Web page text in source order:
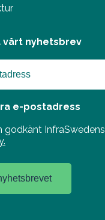
vårt nyhetsbrev
e-postadress
godkänt InfraSwedens